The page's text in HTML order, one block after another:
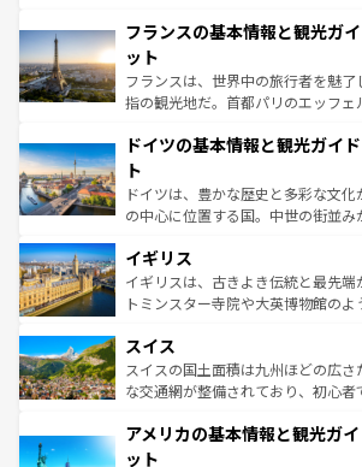
なお、新着のイタリア情報はコンテ
しい。
文化が根付くこの国では、情熱的な
れる闘牛、そして美味しいタパスが
る。首都マドリードの洗練された
アートに溢れた街角から、地方では
せる。地方によって風土や気候が異
ンテンツ一覧 を参照してほしい。
フランスの基本情報と観光ガ
ット
フランスは、世界中の旅行者を魅
指の観光地だ。首都パリのエッフェ
で、幅広い魅力が詰まっている。華
聖堂、美しいビーチ、そして豊かな
から魅了する。また、フランスは美
れ、フランス料理はユネスコ無形文
香り高いラベンダー畑など、多彩な
らに、パリ以外の地域にも魅力が
も豊かな歴史と文化が息づいている
を参照してほしい。
ドイツの基本情報と観光ガイ
ト
ドイツは、豊かな歴史と多彩な文
の中心に位置する国。中世の街並み
顔を持つこの国は、どこを歩いても
ルリンの文化的活気、バイエルン州
してライン川沿いのワイン畑といっ
は、お酒好きな人にはぜひ体験してほしい。 な
ドイツ情報はコンテンツ一覧を参照
イギリス
イギリスは、古きよき伝統と最先端
トミンスター寺院や大英博物館のよ
リアごとに異なる魅力がある。また
ティー、ビール好きにはたまらな
戦など、本場だからこそできる体験
ンツ一覧を参照してほしい。
スイス
スイスの国土面積は九州ほどの広
な交通網が整備されており、初心者
の建物がそのまま残る町や、スイス
博物館もあり、アルプス観光だけで
アメリカの基本情報と観光ガ
ット